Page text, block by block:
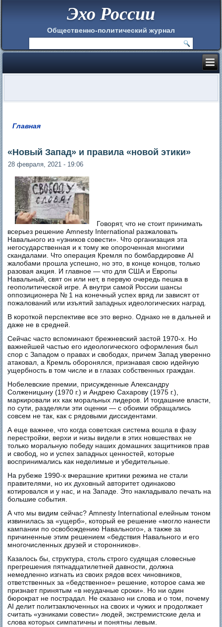
Эхо России
Общественно-политический журнал
Главная
«Новый Запад» и правила «новой этики»
28 февраля, 2021 - 19:06
Говорят, что не стоит принимать
всерьез решение Amnesty International разжаловать
Навального из «узников совести». Что организация эта
негосударственная и к тому же опороченная многими
скандалами. Что операция Кремля по бомбардировке AI
жалобами прошла успешно, но это, в конце концов, только
разовая акция. И главное — что для США и Европы
Навальный, свят он или нет, в первую очередь пешка в
геополитической игре. А внутри самой России шансы
оппозиционера № 1 на конечный успех вряд ли зависят от
пожалований или изъятий западных идеологических наград.
В короткой перспективе все это верно. Однако не в дальней и
даже не в средней.
Сейчас часто вспоминают брежневский застой 1970-х. Но
важнейшей частью его идеологического оформления был
спор с Западом о правах и свободах, причем Запад уверенно
атаковал, а Кремль оборонялся, признавая свою идейную
ущербность в том числе и в глазах собственных граждан.
Нобелевские премии, присужденные Александру
Солженицыну (1970 г.) и Андрею Сахарову (1975 г.),
маркировали их как моральных лидеров. И тогдашние власти,
по сути, разделяли эти оценки — с обоими обращались
совсем не так, как с рядовыми диссидентами.
А еще важнее, что когда советская система вошла в фазу
перестройки, верхи и низы видели в этих новшествах не
только моральную победу наших домашних защитников прав
и свобод, но и успех западных ценностей, которые
воспринимались как неделимые и убедительные.
На рубеже 1990-х вчерашние критики режима не стали
правителями, но их духовный авторитет одинаково
котировался и у нас, и на Западе. Это накладывало печать на
большие события.
А что мы видим сейчас? Amnesty International елейным тоном
извинилась за «ущерб», который ее решение «могло нанести
кампании по освобождению Навального», а также за
причиненные этим решением «бедствия Навального и его
многочисленных друзей и сторонников».
Казалось бы, структура, столь строго судящая словесные
прегрешения пятнадцатилетней давности, должна
немедленно изгнать из своих рядов всех чиновников,
ответственных за «бедственное» решение, которое сама же
признает принятым «в неудачные сроки». Но ни один
бюрократ не пострадал. Не сказано ни слова и о том, почему
AI делит политзаключенных на своих и чужих и продолжает
считать «узниками совести» людей, экстремистские дела и
слова которых симпатичны и понятны левым.